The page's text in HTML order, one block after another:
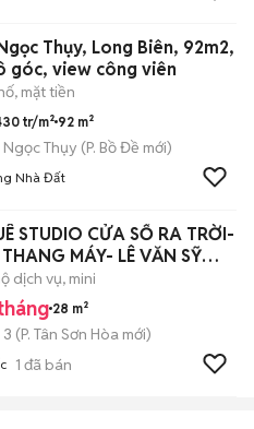
Thụy, Long Biên, 92m2,
góc, view công viên
mặt tiền
tr/m² 92 m²
Thụy (P. Bồ Đề mới)
Nhà Đất
STUDIO CỬA SỔ RA TRỜI-
MÁY- LÊ VĂN SỸ
dịch vụ, mini
28 m²
(P. Tân Sơn Hòa mới)
1 đã bán